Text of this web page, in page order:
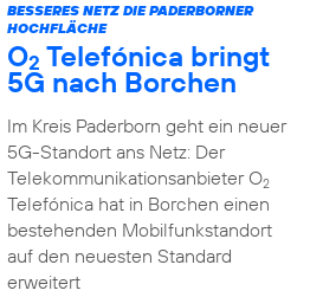
BESSERES NETZ DIE PADERBORNER
HOCHFLÄCHE
O2 Telefónica bringt
5G nach Borchen
Im Kreis Paderborn geht ein neuer
5G-Standort ans Netz: Der
Telekommunikationsanbieter O2
Telefónica hat in Borchen einen
bestehenden Mobilfunkstandort
auf den neuesten Standard
erweitert